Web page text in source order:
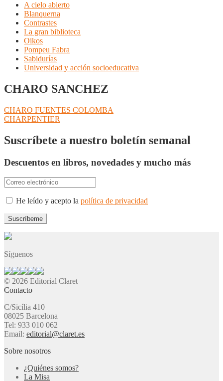
A cielo abierto
Blanquerna
Contrastes
La gran biblioteca
Oikos
Pompeu Fabra
Sabidurías
Universidad y acción socioeducativa
CHARO SANCHEZ
Navegación
de
entradas
Anterior:
CHARO FUENTES COLOMBA
Siguiente:
CHARPENTIER
Suscríbete a nuestro boletín semanal
Descuentos en libros, novedades y mucho más
He leído y acepto la política de privacidad
Síguenos
© 2026 Editorial Claret
Contacto
C/Sicília 410
08025 Barcelona
Tel: 933 010 062
Email: editorial@claret.es
Sobre nosotros
¿Quiénes somos?
La Misa